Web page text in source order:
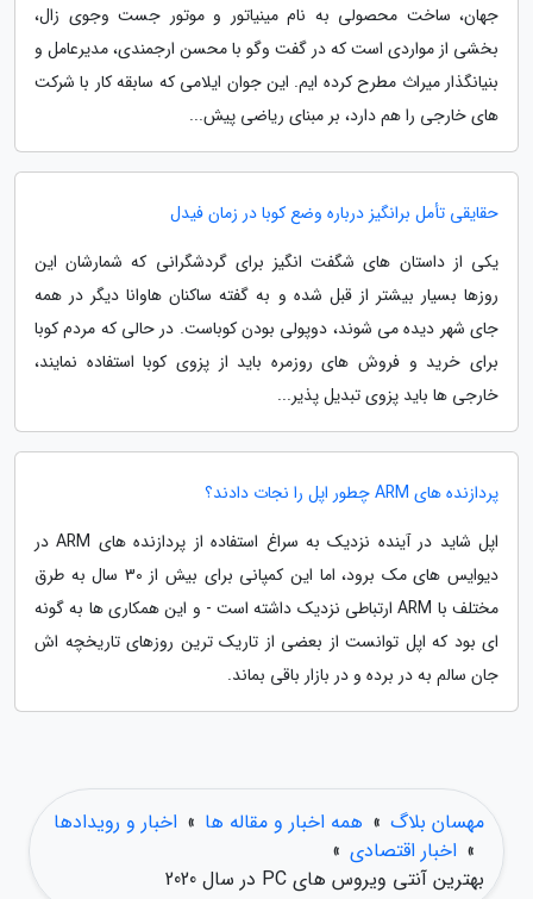
جهان، ساخت محصولی به نام مینیاتور و موتور جست وجوی زال،
بخشی از مواردی است که در گفت وگو با محسن ارجمندی، مدیرعامل و
بنیانگذار میراث مطرح کرده ایم. این جوان ایلامی که سابقه کار با شرکت
های خارجی را هم دارد، بر مبنای ریاضی پیش...
حقایقی تأمل برانگیز درباره وضع کوبا در زمان فیدل
یکی از داستان های شگفت انگیز برای گردشگرانی که شمارشان این
روزها بسیار بیشتر از قبل شده و به گفته ساکنان هاوانا دیگر در همه
جای شهر دیده می شوند، دوپولی بودن کوباست. در حالی که مردم کوبا
برای خرید و فروش های روزمره باید از پزوی کوبا استفاده نمایند،
خارجی ها باید پزوی تبدیل پذیر...
پردازنده های ARM چطور اپل را نجات دادند؟
اپل شاید در آینده نزدیک به سراغ استفاده از پردازنده های ARM در
دیوایس های مک برود، اما این کمپانی برای بیش از 30 سال به طرق
مختلف با ARM ارتباطی نزدیک داشته است - و این همکاری ها به گونه
ای بود که اپل توانست از بعضی از تاریک ترین روزهای تاریخچه اش
جان سالم به در برده و در بازار باقی بماند.
مهسان بلاگ » همه اخبار و مقاله ها » اخبار و رویدادها
» اخبار اقتصادی »
بهترین آنتی ویروس های PC در سال 2020